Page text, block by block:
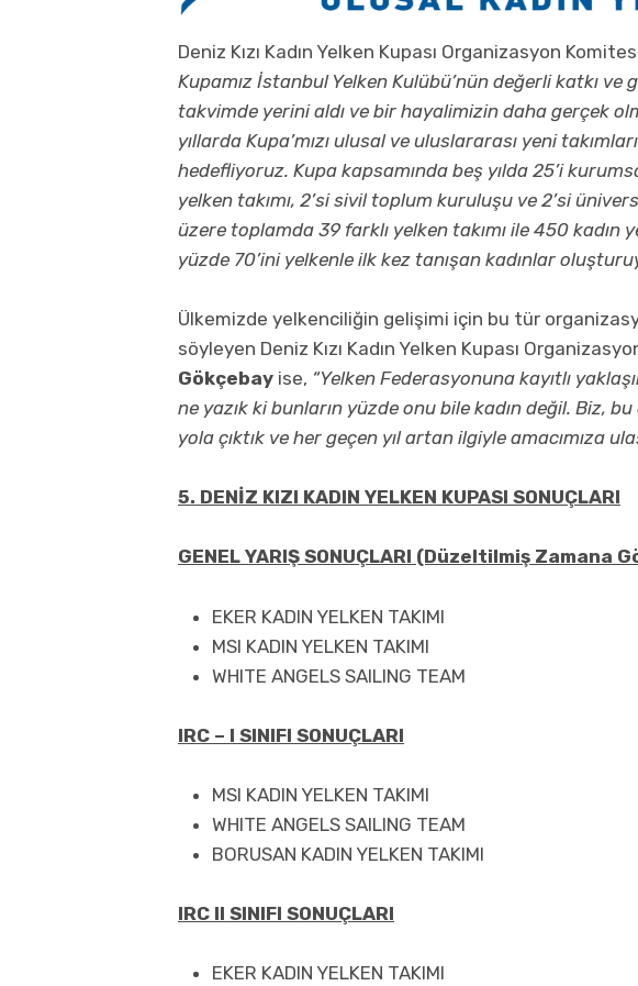
Deniz Kızı Kadın Yelken Kupası Organizasyon
Kupamız İstanbul Yelken Kulübü’nün değerli katkı ve
takvimde yerini aldı ve bir hayalimizin daha gerçek
yıllarda Kupa’mızı ulusal ve uluslararası yeni
hedefliyoruz. Kupa kapsamında beş yılda 25’i
yelken takımı, 2’si sivil toplum kuruluşu ve 2’si
üzere toplamda 39 farklı yelken takımı ile 450 kadın
yüzde 70’ini yelkenle ilk kez tanışan kadınlar
Ülkemizde yelkenciliğin gelişimi için bu tür
söyleyen Deniz Kızı Kadın Yelken Kupası
Gökçebay ise, “Yelken Federasyonuna kayıtlı
ne yazık ki bunların yüzde onu bile kadın değil. Biz,
yola çıktık ve her geçen yıl artan ilgiyle amacımıza
5. DENİZ KIZI KADIN YELKEN KUPASI SONUÇLARI
GENEL YARIŞ SONUÇLARI (Düzeltilmiş Zamana
EKER KADIN YELKEN TAKIMI
MSI KADIN YELKEN TAKIMI
WHITE ANGELS SAILING TEAM
IRC – I SINIFI SONUÇLARI
MSI KADIN YELKEN TAKIMI
WHITE ANGELS SAILING TEAM
BORUSAN KADIN YELKEN TAKIMI
IRC II SINIFI SONUÇLARI
EKER KADIN YELKEN TAKIMI